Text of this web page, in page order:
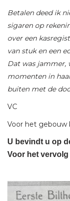
Betalen deed ik
sigaren op
over een
van stuk en een
Dat was jammer,
momenten in
buiten met de
VC
Voor het gebouw
U bevindt u op
Voor het